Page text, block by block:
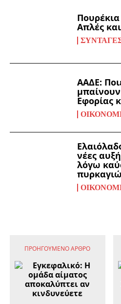
Απλές
ΑΑΔΕ:
Εφορίας
νέες
λόγω
ΠΡΟΗΓΟΎΜΕΝΟ ΆΡΘΡΟ